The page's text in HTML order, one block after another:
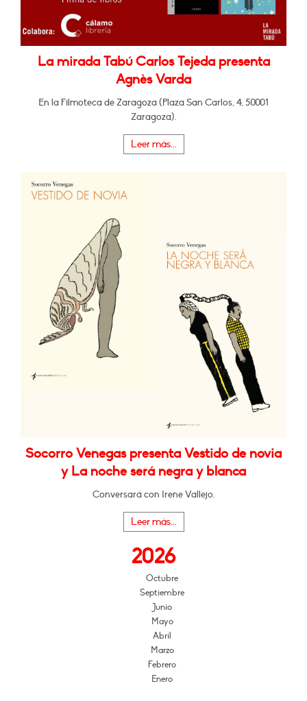
La mirada Tabú Carlos Tejeda presenta
Agnès Varda
En la Filmoteca de Zaragoza (Plaza San Carlos, 4, 50001
Zaragoza).
Leer más...
Socorro Venegas presenta Vestido de novia
y La noche será negra y blanca
Conversará con Irene Vallejo.
Leer más...
2026
Octubre
Septiembre
Junio
Mayo
Abril
Marzo
Febrero
Enero